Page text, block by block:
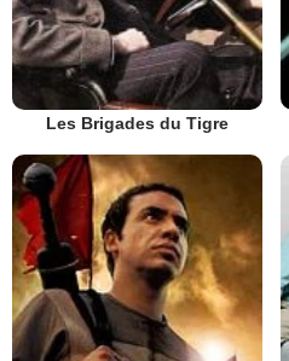
Les Brigades du Tigre